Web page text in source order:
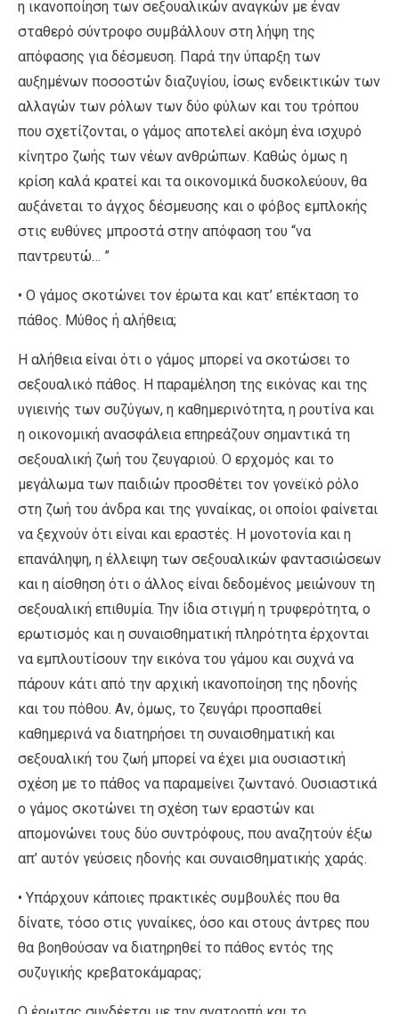
η ικανοποίηση των σεξουαλικών αναγκών με έναν
σταθερό σύντροφο συμβάλλουν στη λήψη της
απόφασης για δέσμευση. Παρά την ύπαρξη των
αυξημένων ποσοστών διαζυγίου, ίσως ενδεικτικών των
αλλαγών των ρόλων των δύο φύλων και του τρόπου
που σχετίζονται, ο γάμος αποτελεί ακόμη ένα ισχυρό
κίνητρο ζωής των νέων ανθρώπων. Καθώς όμως η
κρίση καλά κρατεί και τα οικονομικά δυσκολεύουν, θα
αυξάνεται το άγχος δέσμευσης και ο φόβος εμπλοκής
στις ευθύνες μπροστά στην απόφαση του “να
παντρευτώ… ”
• Ο γάμος σκοτώνει τον έρωτα και κατ’ επέκταση το
πάθος. Μύθος ή αλήθεια;
Η αλήθεια είναι ότι ο γάμος μπορεί να σκοτώσει το
σεξουαλικό πάθος. Η παραμέληση της εικόνας και της
υγιεινής των συζύγων, η καθημερινότητα, η ρουτίνα και
η οικονομική ανασφάλεια επηρεάζουν σημαντικά τη
σεξουαλική ζωή του ζευγαριού. Ο ερχομός και το
μεγάλωμα των παιδιών προσθέτει τον γονεϊκό ρόλο
στη ζωή του άνδρα και της γυναίκας, οι οποίοι φαίνεται
να ξεχνούν ότι είναι και εραστές. Η μονοτονία και η
επανάληψη, η έλλειψη των σεξουαλικών φαντασιώσεων
και η αίσθηση ότι ο άλλος είναι δεδομένος μειώνουν τη
σεξουαλική επιθυμία. Την ίδια στιγμή η τρυφερότητα, ο
ερωτισμός και η συναισθηματική πληρότητα έρχονται
να εμπλουτίσουν την εικόνα του γάμου και συχνά να
πάρουν κάτι από την αρχική ικανοποίηση της ηδονής
και του πόθου. Αν, όμως, το ζευγάρι προσπαθεί
καθημερινά να διατηρήσει τη συναισθηματική και
σεξουαλική του ζωή μπορεί να έχει μια ουσιαστική
σχέση με το πάθος να παραμείνει ζωντανό. Ουσιαστικά
ο γάμος σκοτώνει τη σχέση των εραστών και
απομονώνει τους δύο συντρόφους, που αναζητούν έξω
απ’ αυτόν γεύσεις ηδονής και συναισθηματικής χαράς.
• Υπάρχουν κάποιες πρακτικές συμβουλές που θα
δίνατε, τόσο στις γυναίκες, όσο και στους άντρες που
θα βοηθούσαν να διατηρηθεί το πάθος εντός της
συζυγικής κρεβατοκάμαρας;